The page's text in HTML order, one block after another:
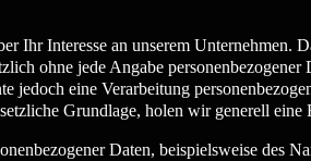
Ihr Interesse an unserem Unternehmen.
ohne jede Angabe
jedoch eine Verarbeitung
Grundlage, holen wir generell
Daten, beispielsweise des